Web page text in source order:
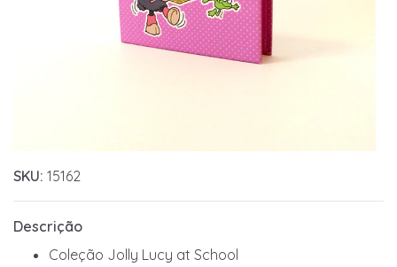
SKU: 15162
Descrição
Coleção Jolly Lucy at School